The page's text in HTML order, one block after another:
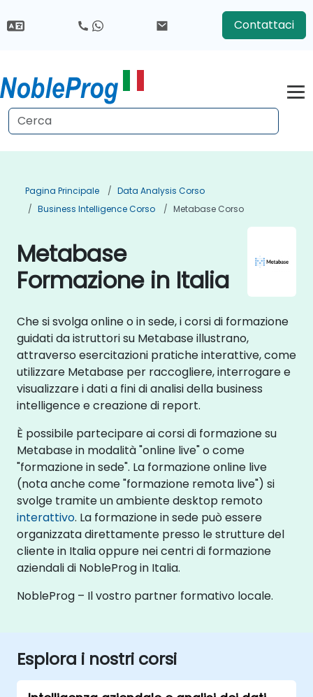
Contattaci
Pagina Principale
Data Analysis Corso
Business Intelligence Corso
Metabase Corso
Metabase
Formazione in Italia
Che si svolga online o in sede, i corsi di formazione
guidati da istruttori su Metabase illustrano,
attraverso esercitazioni pratiche interattive, come
utilizzare Metabase per raccogliere, interrogare e
visualizzare i dati a fini di analisi della business
intelligence e creazione di report.
È possibile partecipare ai corsi di formazione su
Metabase in modalità "online live" o come
"formazione in sede". La formazione online live
(nota anche come "formazione remota live") si
svolge tramite un ambiente desktop remoto
interattivo. La formazione in sede può essere
organizzata direttamente presso le strutture del
cliente in Italia oppure nei centri di formazione
aziendali di NobleProg in Italia.
NobleProg – Il vostro partner formativo locale.
Esplora i nostri corsi